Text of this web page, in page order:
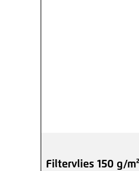
Filtervlies 150 g/